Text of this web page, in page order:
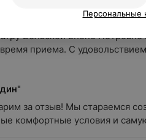
Бельской Елене Петровне
приема. С
за отзыв! Мы стараемся
комфортные условия и
Персональные